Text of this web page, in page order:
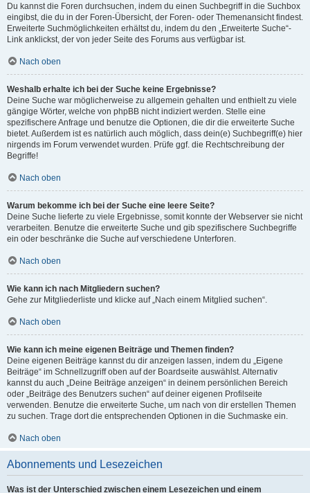
Du kannst die Foren durchsuchen, indem du einen Suchbegriff in die Suchbox
eingibst, die du in der Foren-Übersicht, der Foren- oder Themenansicht findest.
Erweiterte Suchmöglichkeiten erhältst du, indem du den „Erweiterte Suche“-
Link anklickst, der von jeder Seite des Forums aus verfügbar ist.
Nach oben
Weshalb erhalte ich bei der Suche keine Ergebnisse?
Deine Suche war möglicherweise zu allgemein gehalten und enthielt zu viele
gängige Wörter, welche von phpBB nicht indiziert werden. Stelle eine
spezifischere Anfrage und benutze die Optionen, die dir die erweiterte Suche
bietet. Außerdem ist es natürlich auch möglich, dass dein(e) Suchbegriff(e) hier
nirgends im Forum verwendet wurden. Prüfe ggf. die Rechtschreibung der
Begriffe!
Nach oben
Warum bekomme ich bei der Suche eine leere Seite?
Deine Suche lieferte zu viele Ergebnisse, somit konnte der Webserver sie nicht
verarbeiten. Benutze die erweiterte Suche und gib spezifischere Suchbegriffe
ein oder beschränke die Suche auf verschiedene Unterforen.
Nach oben
Wie kann ich nach Mitgliedern suchen?
Gehe zur Mitgliederliste und klicke auf „Nach einem Mitglied suchen“.
Nach oben
Wie kann ich meine eigenen Beiträge und Themen finden?
Deine eigenen Beiträge kannst du dir anzeigen lassen, indem du „Eigene
Beiträge“ im Schnellzugriff oben auf der Boardseite auswählst. Alternativ
kannst du auch „Deine Beiträge anzeigen“ in deinem persönlichen Bereich
oder „Beiträge des Benutzers suchen“ auf deiner eigenen Profilseite
verwenden. Benutze die erweiterte Suche, um nach von dir erstellen Themen
zu suchen. Trage dort die entsprechenden Optionen in die Suchmaske ein.
Nach oben
Abonnements und Lesezeichen
Was ist der Unterschied zwischen einem Lesezeichen und einem